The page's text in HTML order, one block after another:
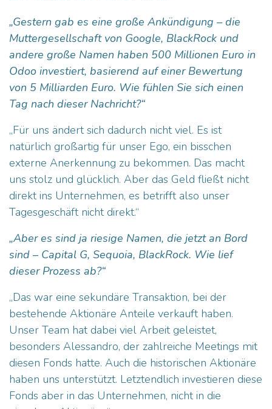
„Gestern gab es eine große Ankündigung – die
Muttergesellschaft von Google, BlackRock und
andere große Namen haben 500 Millionen Euro in
Odoo investiert, basierend auf einer Bewertung
von 5 Milliarden Euro. Wie fühlen Sie sich einen
Tag nach dieser Nachricht?“
„Für uns ändert sich dadurch nicht viel. Es ist
natürlich großartig für unser Ego, ein bisschen
externe Anerkennung zu bekommen. Das macht
uns stolz und glücklich. Aber das Geld fließt nicht
direkt ins Unternehmen, es betrifft also unser
Tagesgeschäft nicht direkt.“
„Aber es sind ja riesige Namen, die jetzt an Bord
sind – Capital G, Sequoia, BlackRock. Wie lief
dieser Prozess ab?“
„Das war eine sekundäre Transaktion, bei der
bestehende Aktionäre Anteile verkauft haben.
Unser Team hat dabei viel Arbeit geleistet,
besonders Alessandro, der zahlreiche Meetings mit
diesen Fonds hatte. Auch die historischen Aktionäre
haben uns unterstützt. Letztendlich investieren diese
Fonds aber in das Unternehmen, nicht in die